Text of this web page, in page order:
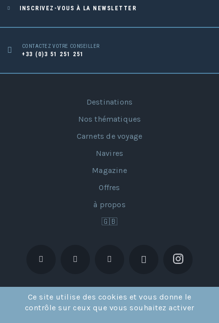
Ce site utilise des cookies et vous donne le
contrôle sur ceux que vous souhaitez activer
INSCRIVEZ-VOUS À LA NEWSLETTER
CONTACTEZ VOTRE CONSEILLER
+33 (0)3 51 251 251
Destinations
Nos thématiques
Carnets de voyage
Navires
Magazine
Offres
à propos
🇬🇧